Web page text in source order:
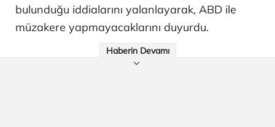
bulunduğu iddialarını yalanlayarak, ABD ile
müzakere yapmayacaklarını duyurdu.
Haberin Devamı